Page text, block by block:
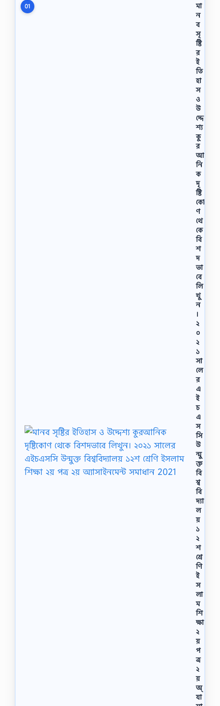
01
মা
ন
ব
সৃ
ষ্টি
র
ই
তি
হা
স
ও
উ
দ্দে
শ্য
কু
র
আ
নি
ক
দৃ
ষ্টি
কো
ণ
থে
কে
বি
শ
দ
ভা
বে
লি
খু
ন
।
২
০
২
১
সা
লে
র
এ
ই
চ
এ
স
সি
উ
ন্মু
ক্ত
বি
শ্ব
বি
দ্যা
ল
য়
১
২
শ
শ্রে
ণি
ই
স
লা
ম
শি
ক্ষা
২
য়
প
ত্র
২
য়
অ্
যা